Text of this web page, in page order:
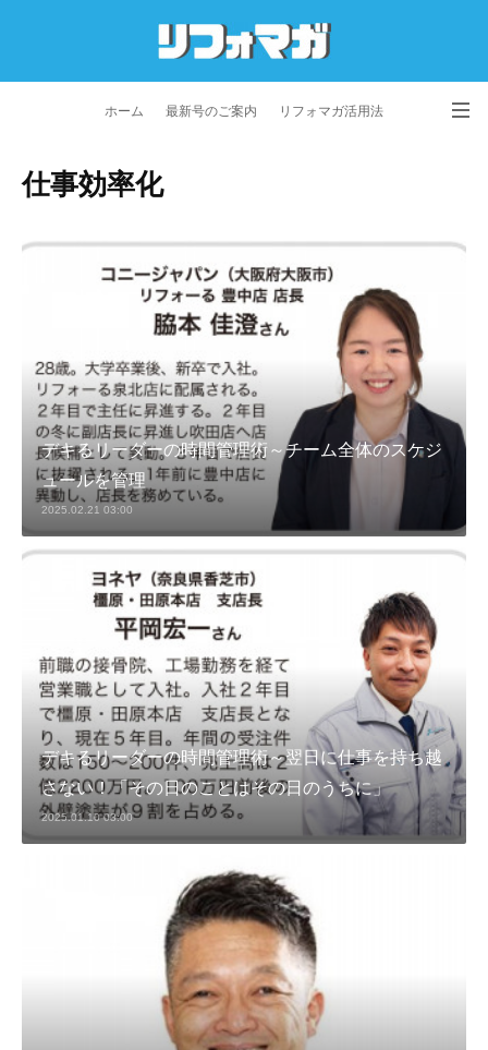
ホーム 最新号のご案内 リフォマガ活用法
お問い合わせ
仕事効率化
デキるリーダーの時間管理術～チーム全体のスケジ
ュールを管理
2025.02.21 03:00
デキるリーダーの時間管理術～翌日に仕事を持ち越
さない！「その日のことはその日のうちに」
2025.01.10 03:00